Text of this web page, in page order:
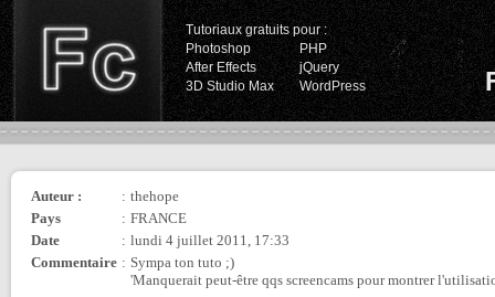
Tutoriaux gratuits pour :
Photoshop
PHP
After Effects
jQuery
3D Studio Max
WordPress
Auteur : : thehope
Pays
: FRANCE
Date
: lundi 4 juillet 2011, 17:33
Commentaire : Sympa ton tuto ;)
'Manquerait peut-être qqs screencams pour montrer